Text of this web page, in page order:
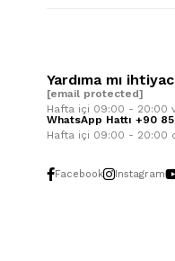
Yardıma mı
[email protected]
Hafta içi 09:00 - 20:00
WhatsApp Hattı +90
Hafta içi 09:00 - 20:00
Facebook Instagram